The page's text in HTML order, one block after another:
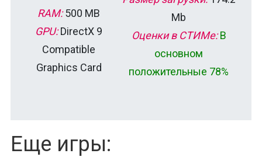
RAM:500 MB
GPU:DirectX 9
Compatible
Graphics Card
Mb
Оценки в СТИМе: В
основном
положительные 78%
Еще игры: